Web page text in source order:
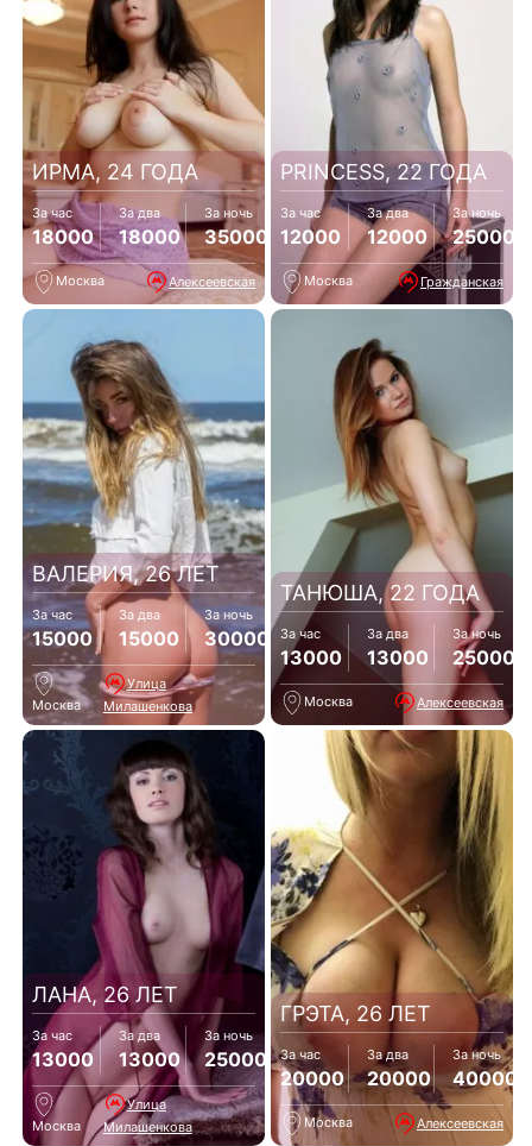
ИРМА, 24 ГОДА
За час
18000
За два
18000
За ночь
35000
Москва Алексеевская
PRINCESS, 22 ГОДА
За час
12000
За два
12000
За ночь
25000
Москва Гражданская
ВАЛЕРИЯ, 26 ЛЕТ
За час
15000
За два
15000
За ночь
30000
Москва
Улица
Милашенкова
ТАНЮША, 22 ГОДА
За час
13000
За два
13000
За ночь
25000
Москва Алексеевская
ЛАНА, 26 ЛЕТ
За час
13000
За два
13000
За ночь
25000
Москва
Улица
Милашенкова
ГРЭТА, 26 ЛЕТ
За час
20000
За два
20000
За ночь
40000
Москва Алексеевская